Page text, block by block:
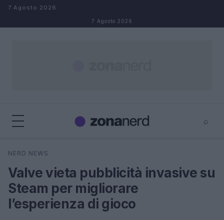
Salta al contenuto
7 Agosto 2026
7 Agosto 2026
⌕
Cerca
NERD NEWS
Valve vieta pubblicità invasive su
Steam per migliorare
l’esperienza di gioco